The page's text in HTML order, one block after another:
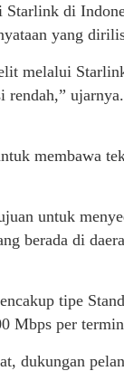
Starlink di
yang
melalui
membawa
untuk
berada di
tipe
Mbps per
dukungan